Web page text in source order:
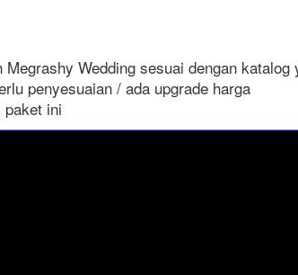
Wedding sesuai dengan katalog
penyesuaian / ada upgrade harga
paket ini